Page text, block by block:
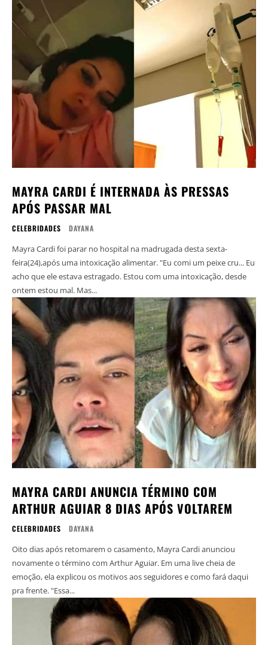
MAYRA CARDI É INTERNADA ÀS PRESSAS
APÓS PASSAR MAL
CELEBRIDADES DAYANA
Mayra Cardi foi parar no hospital na madrugada desta sexta-
feira(24),após uma intoxicação alimentar. "Eu comi um peixe cru... Eu
acho que ele estava estragado. Estou com uma intoxicação, desde
ontem estou mal. Mas...
MAYRA CARDI ANUNCIA TÉRMINO COM
ARTHUR AGUIAR 8 DIAS APÓS VOLTAREM
CELEBRIDADES DAYANA
Oito dias após retomarem o casamento, Mayra Cardi anunciou
novamente o término com Arthur Aguiar. Em uma live cheia de
emoção, ela explicou os motivos aos seguidores e como fará daqui
pra frente. "Essa...